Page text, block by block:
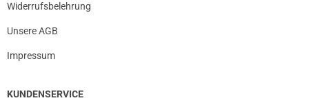
Widerrufsbelehrung
Unsere AGB
Impressum
KUNDENSERVICE